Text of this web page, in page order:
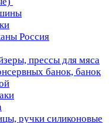
Россия
прессы для мяса
банок, банок
ручки силиконовые